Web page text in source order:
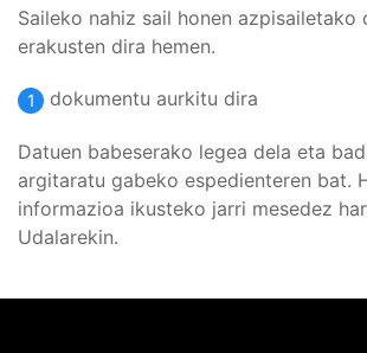
Saileko nahiz sail honen azpisailetako
erakusten dira hemen.
1 dokumentu aurkitu dira
Datuen babeserako legea dela eta
argitaratu gabeko espedienteren bat.
informazioa ikusteko jarri mesedez
Udalarekin.